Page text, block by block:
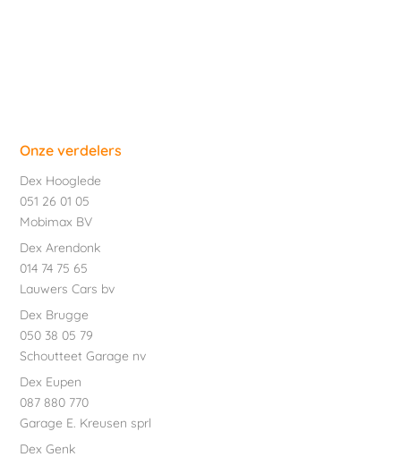
Onze verdelers
Dex Hooglede
051 26 01 05
Mobimax BV
Dex Arendonk
014 74 75 65
Lauwers Cars bv
Dex Brugge
050 38 05 79
Schoutteet Garage nv
Dex Eupen
087 880 770
Garage E. Kreusen sprl
Dex Genk